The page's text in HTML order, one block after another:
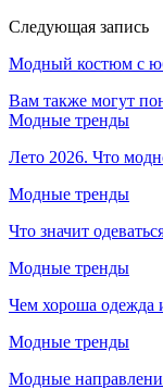
Следующая запись
Модный костюм с
Вам также могут
Модные тренды
Лето 2026. Что
Модные тренды
Что значит
Модные тренды
Чем хороша одежда
Модные тренды
Модные